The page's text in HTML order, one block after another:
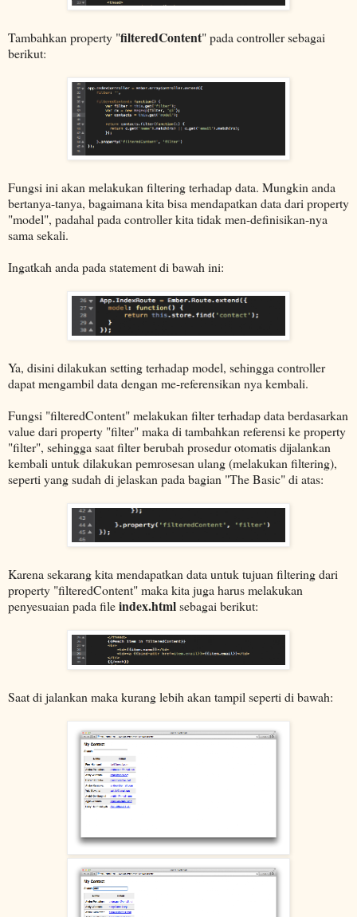
Tambahkan property "filteredContent" pada controller sebagai
berikut:
Fungsi ini akan melakukan filtering terhadap data. Mungkin anda
bertanya-tanya, bagaimana kita bisa mendapatkan data dari property
"model", padahal pada controller kita tidak men-definisikan-nya
sama sekali.
Ingatkah anda pada statement di bawah ini:
Ya, disini dilakukan setting terhadap model, sehingga controller
dapat mengambil data dengan me-referensikan nya kembali.
Fungsi "filteredContent" melakukan filter terhadap data berdasarkan
value dari property "filter" maka di tambahkan referensi ke property
"filter", sehingga saat filter berubah prosedur otomatis dijalankan
kembali untuk dilakukan pemrosesan ulang (melakukan filtering),
seperti yang sudah di jelaskan pada bagian "The Basic" di atas:
Karena sekarang kita mendapatkan data untuk tujuan filtering dari
property "filteredContent" maka kita juga harus melakukan
penyesuaian pada fileindex.htmlsebagai berikut:
Saat di jalankan maka kurang lebih akan tampil seperti di bawah: